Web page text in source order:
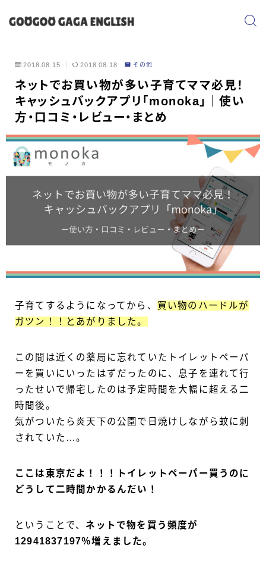
2018.08.15 2018.08.18 その他
ネットでお買い物が多い子育てママ必見！
キャッシュバックアプリ「monoka」｜使い
方・口コミ・レビュー・まとめ
子育てするようになってから、 買い物のハードルが
ガツン！！とあがりました。
この間は近くの薬局に忘れていたトイレットペーパ
ーを買いにいったはずだったのに、息子を連れて行
ったせいで帰宅したのは予定時間を大幅に超える二
時間後。
気がついたら炎天下の公園で日焼けしながら蚊に刺
されていた…。
ここは東京だよ！！！トイレットペーパー買うのに
どうして二時間かかるんだい！
ということで、 ネットで物を買う頻度が
12941837197％増えました。